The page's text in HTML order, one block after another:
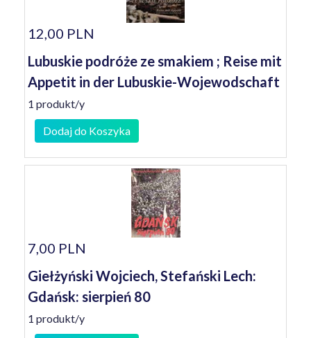
12,00 PLN
Lubuskie podróże ze smakiem ; Reise mit
Appetit in der Lubuskie-Wojewodschaft
1 produkt/y
Dodaj do Koszyka
7,00 PLN
Giełżyński Wojciech, Stefański Lech:
Gdańsk: sierpień 80
1 produkt/y